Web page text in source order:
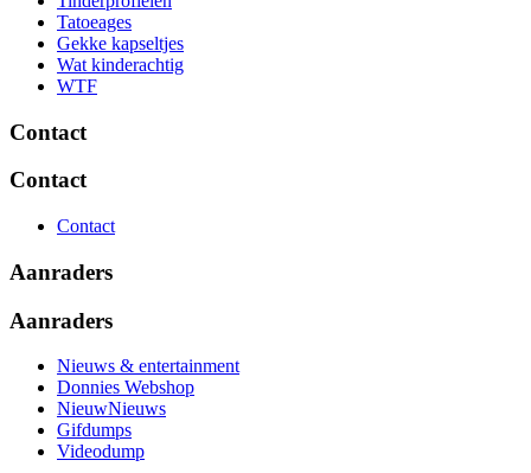
Tatoeages
Gekke kapseltjes
Wat kinderachtig
WTF
Contact
Contact
Contact
Aanraders
Aanraders
Nieuws & entertainment
Donnies Webshop
NieuwNieuws
Gifdumps
Videodump